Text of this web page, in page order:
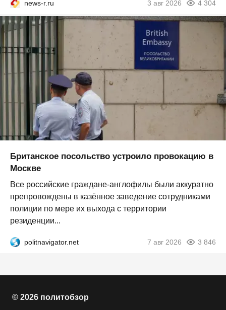
news-r.ru 3 авг 2026 4 304
Британское посольство устроило провокацию в
Москве
Все российские граждане-англофилы были аккуратно
препровождены в казённое заведение сотрудниками
полиции по мере их выхода с территории
резиденции...
politnavigator.net 7 авг 2026 3 846
© 2026 политобзор